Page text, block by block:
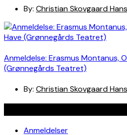
By: Christian Skovgaard
Anmeldelse: Erasmus Montanus,
(Grønnegårds Teatret)
By: Christian Skovgaard
Anmeldelser